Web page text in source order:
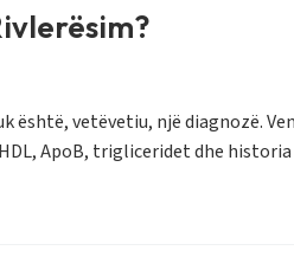
vetëvetiu, një diagnozë.
ApoB, trigliceridet dhe